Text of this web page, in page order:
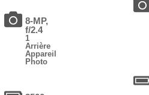
8-MP,
f/2.4
1
Arrière
Appareil
Photo